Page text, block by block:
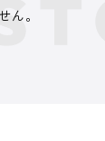
ん。